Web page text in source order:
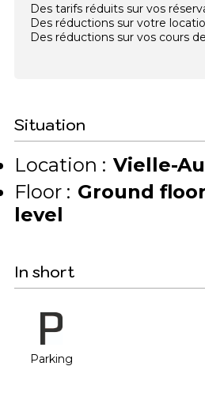
Des tarifs réduits sur vos
Des réductions sur votre
Des réductions sur vos cours
Situation
Location : Vielle-
Floor : Ground floor
level
In short
Parking